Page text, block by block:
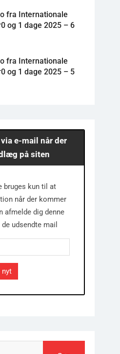
fra Internationale
og 1 dage 2025 – 6
fra Internationale
og 1 dage 2025 – 5
e-mail når der
på siten
bruges kun til at
når der kommer
afmelde dig denne
udsendte mail
nyt